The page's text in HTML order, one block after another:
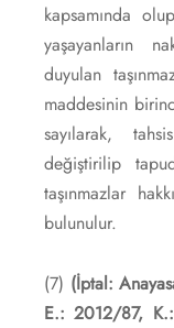
kapsamında
yaşayanların
duyulan
maddesinin
sayılarak,
değiştirilip
taşınmazlar
bulunulur.
(7) (İptal:
E.: 2012/87,